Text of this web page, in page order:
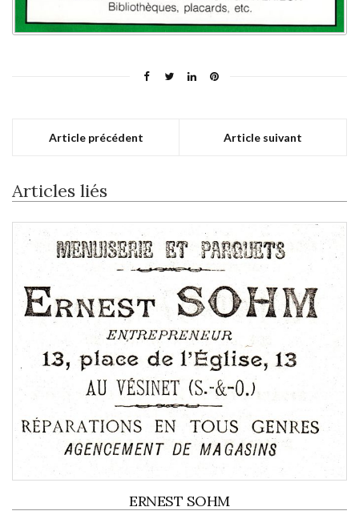
Article précédent Article suivant
Articles liés
ERNEST SOHM